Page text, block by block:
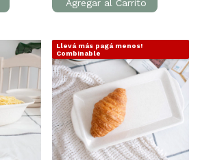
1 /3
Llevá más pagá menos!
Combinable